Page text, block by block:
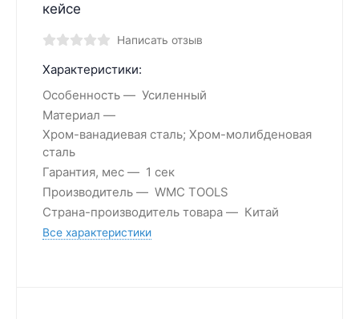
кейсе
Написать отзыв
Характеристики:
Особенность
Усиленный
Материал
Хром-ванадиевая сталь; Хром-молибденовая
сталь
Гарантия, мес
1 сек
Производитель
WMC TOOLS
Страна-производитель товара
Китай
Все характеристики